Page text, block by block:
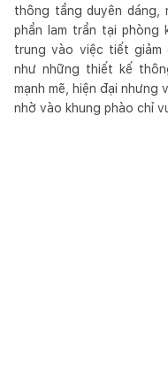
thông tầng duyên
phần lam trần tại phòng
trung vào việc tiết
như những thiết kế
mạnh mẽ, hiện đại
nhờ vào khung phào chỉ